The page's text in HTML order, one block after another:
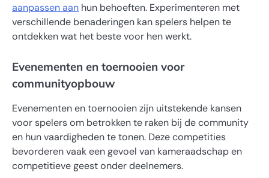
aanpassen aan hun behoeften. Experimenteren met
verschillende benaderingen kan spelers helpen te
ontdekken wat het beste voor hen werkt.
Evenementen en toernooien voor
communityopbouw
Evenementen en toernooien zijn uitstekende kansen
voor spelers om betrokken te raken bij de community
en hun vaardigheden te tonen. Deze competities
bevorderen vaak een gevoel van kameraadschap en
competitieve geest onder deelnemers.